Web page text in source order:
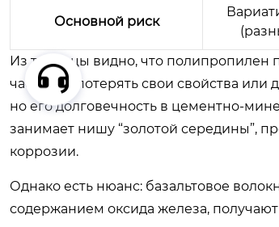
Основной риск
Из таблицы видно, что полипропилен
частично потерять свои свойства
но его долговечность в цементно-
занимает нишу “золотой середины”,
коррозии.
Однако есть нюанс: базальтовое
содержанием оксида железа,